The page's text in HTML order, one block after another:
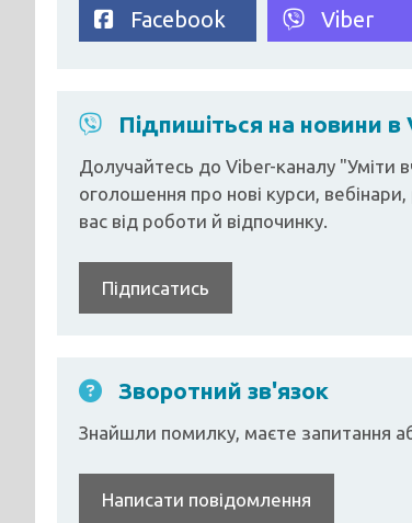
Facebook Viber
Підпишіться на новини в
Долучайтесь до Viber-каналу "Уміти
оголошення про нові курси,
вас від роботи й відпочинку.
Підписатись
Зворотний зв'язок
Знайшли помилку, маєте запитання
Написати повідомлення